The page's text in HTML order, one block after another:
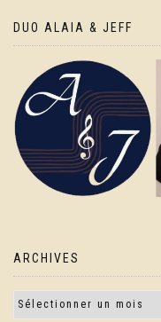
DUO ALAIA & JEFF
ARCHIVES